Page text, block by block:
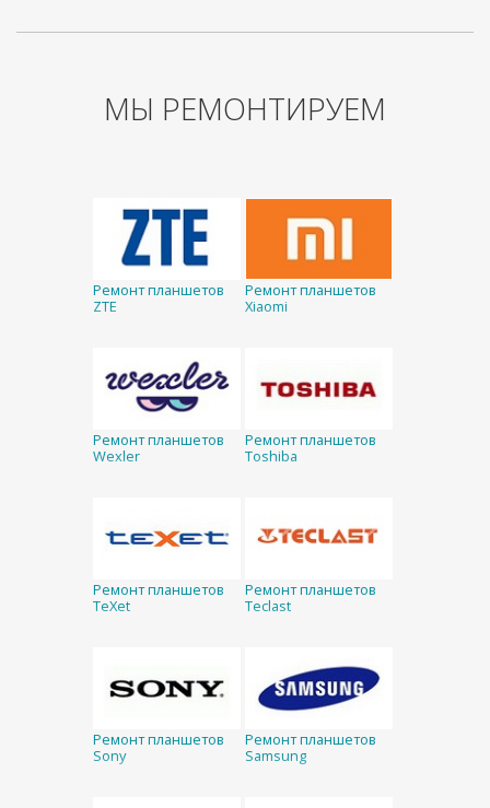
МЫ РЕМОНТИРУЕМ
Ремонт планшетов
ZTE
Ремонт планшетов
Xiaomi
Ремонт планшетов
Wexler
Ремонт планшетов
Toshiba
Ремонт планшетов
TeXet
Ремонт планшетов
Teclast
Ремонт планшетов
Sony
Ремонт планшетов
Samsung